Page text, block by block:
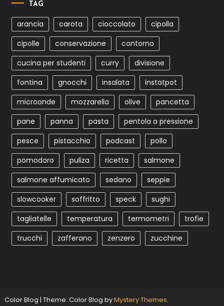
TAG
arancia carota cioccolato
cipolla
cipolle
conservazione
contorno
cucina per studenti
curry
divisione
fontina
gnocchi insalata
instatpot
microonde
mozzarella olive
pancetta
pane
panna pasta
pentola a pressione
pesce
pistacchio podcast
pollo
pomodoro
puliza ricetta
salmone
salmone affumicato
sedano
seppie
slowcooker
soffritto speck
sughi
tagliatelle
temperatura termometri
trofie
trucchi
zafferano zenzero zucchine
Color Blog | Theme: Color Blog byMystery Themes.